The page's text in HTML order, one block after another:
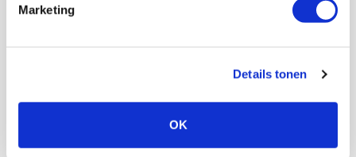
Marketing
Details tonen
OK
11
Blogs